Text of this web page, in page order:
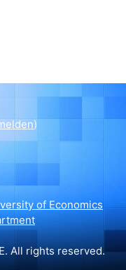
)
of Economics
All rights reserved.